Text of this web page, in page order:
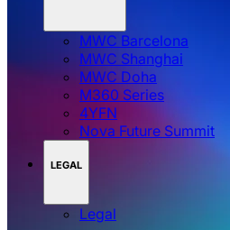
MWC Barcelona
MWC Shanghai
MWC Doha
M360 Series
4YFN
Nova Future Summit
LEGAL
Legal